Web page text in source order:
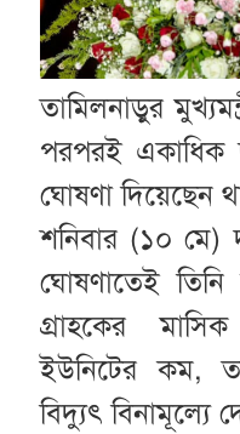
তামিলনাড়ুর
পরপরই একাধিক
ঘোষণা দিয়েছেন
শনিবার (১০ মে)
ঘোষণাতেই
গ্রাহকের
ইউনিটের কম,
বিদ্যুৎ বিনামূল্যে